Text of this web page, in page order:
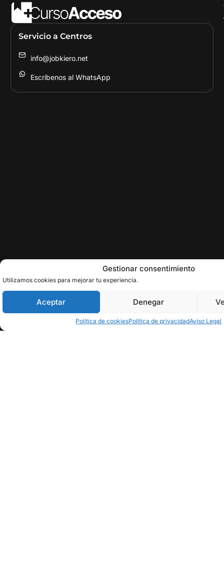
Gestionar consentimiento
Utilizamos cookies para mejorar tu experiencia.
Aceptar Denegar
Política de cookiesPolítica de privacidadAviso Legal
Servicio a Centros
info@jobkiero.net
Escríbenos al WhatsApp